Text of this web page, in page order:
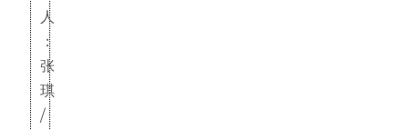
人
：
张
琪
/